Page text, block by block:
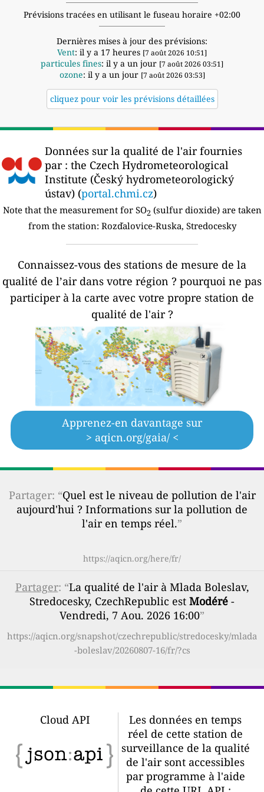
Prévisions tracées en utilisant le fuseau horaire +02:00
Dernières mises à jour des prévisions:
Vent: il y a 17 heures [7 août 2026 10:51]
particules fines: il y a un jour [7 août 2026 03:51]
ozone: il y a un jour [7 août 2026 03:53]
cliquez pour voir les prévisions détaillées
Données sur la qualité de l'air fournies
par : the Czech Hydrometeorological
Institute (Český hydrometeorologický
ústav) (portal.chmi.cz)
Note that the measurement for SO2 (sulfur dioxide) are taken
from the station: Rozďalovice-Ruska, Stredocesky
Connaissez-vous des stations de mesure de la
qualité de l’air dans votre région ? pourquoi ne pas
participer à la carte avec votre propre station de
qualité de l'air ?
Apprenez-en davantage sur
> aqicn.org/gaia/ <
Partager: “Quel est le niveau de pollution de l'air
aujourd'hui ? Informations sur la pollution de
l'air en temps réel.”
https://aqicn.org/here/fr/
Partager: “La qualité de l'air à Mlada Boleslav,
Stredocesky, CzechRepublic est Modéré -
Vendredi, 7 Aou. 2026 16:00”
https://aqicn.org/snapshot/czechrepublic/stredocesky/mlada
-boleslav/20260807-16/fr/?cs
Cloud API
Les données en temps
réel de cette station de
surveillance de la qualité
de l'air sont accessibles
par programme à l'aide